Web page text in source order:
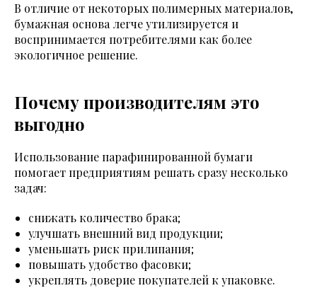
В отличие от некоторых полимерных материалов,
бумажная основа легче утилизируется и
воспринимается потребителями как более
экологичное решение.
Почему производителям это
выгодно
Использование парафинированной бумаги
помогает предприятиям решать сразу несколько
задач:
снижать количество брака;
улучшать внешний вид продукции;
уменьшать риск прилипания;
повышать удобство фасовки;
укреплять доверие покупателей к упаковке.